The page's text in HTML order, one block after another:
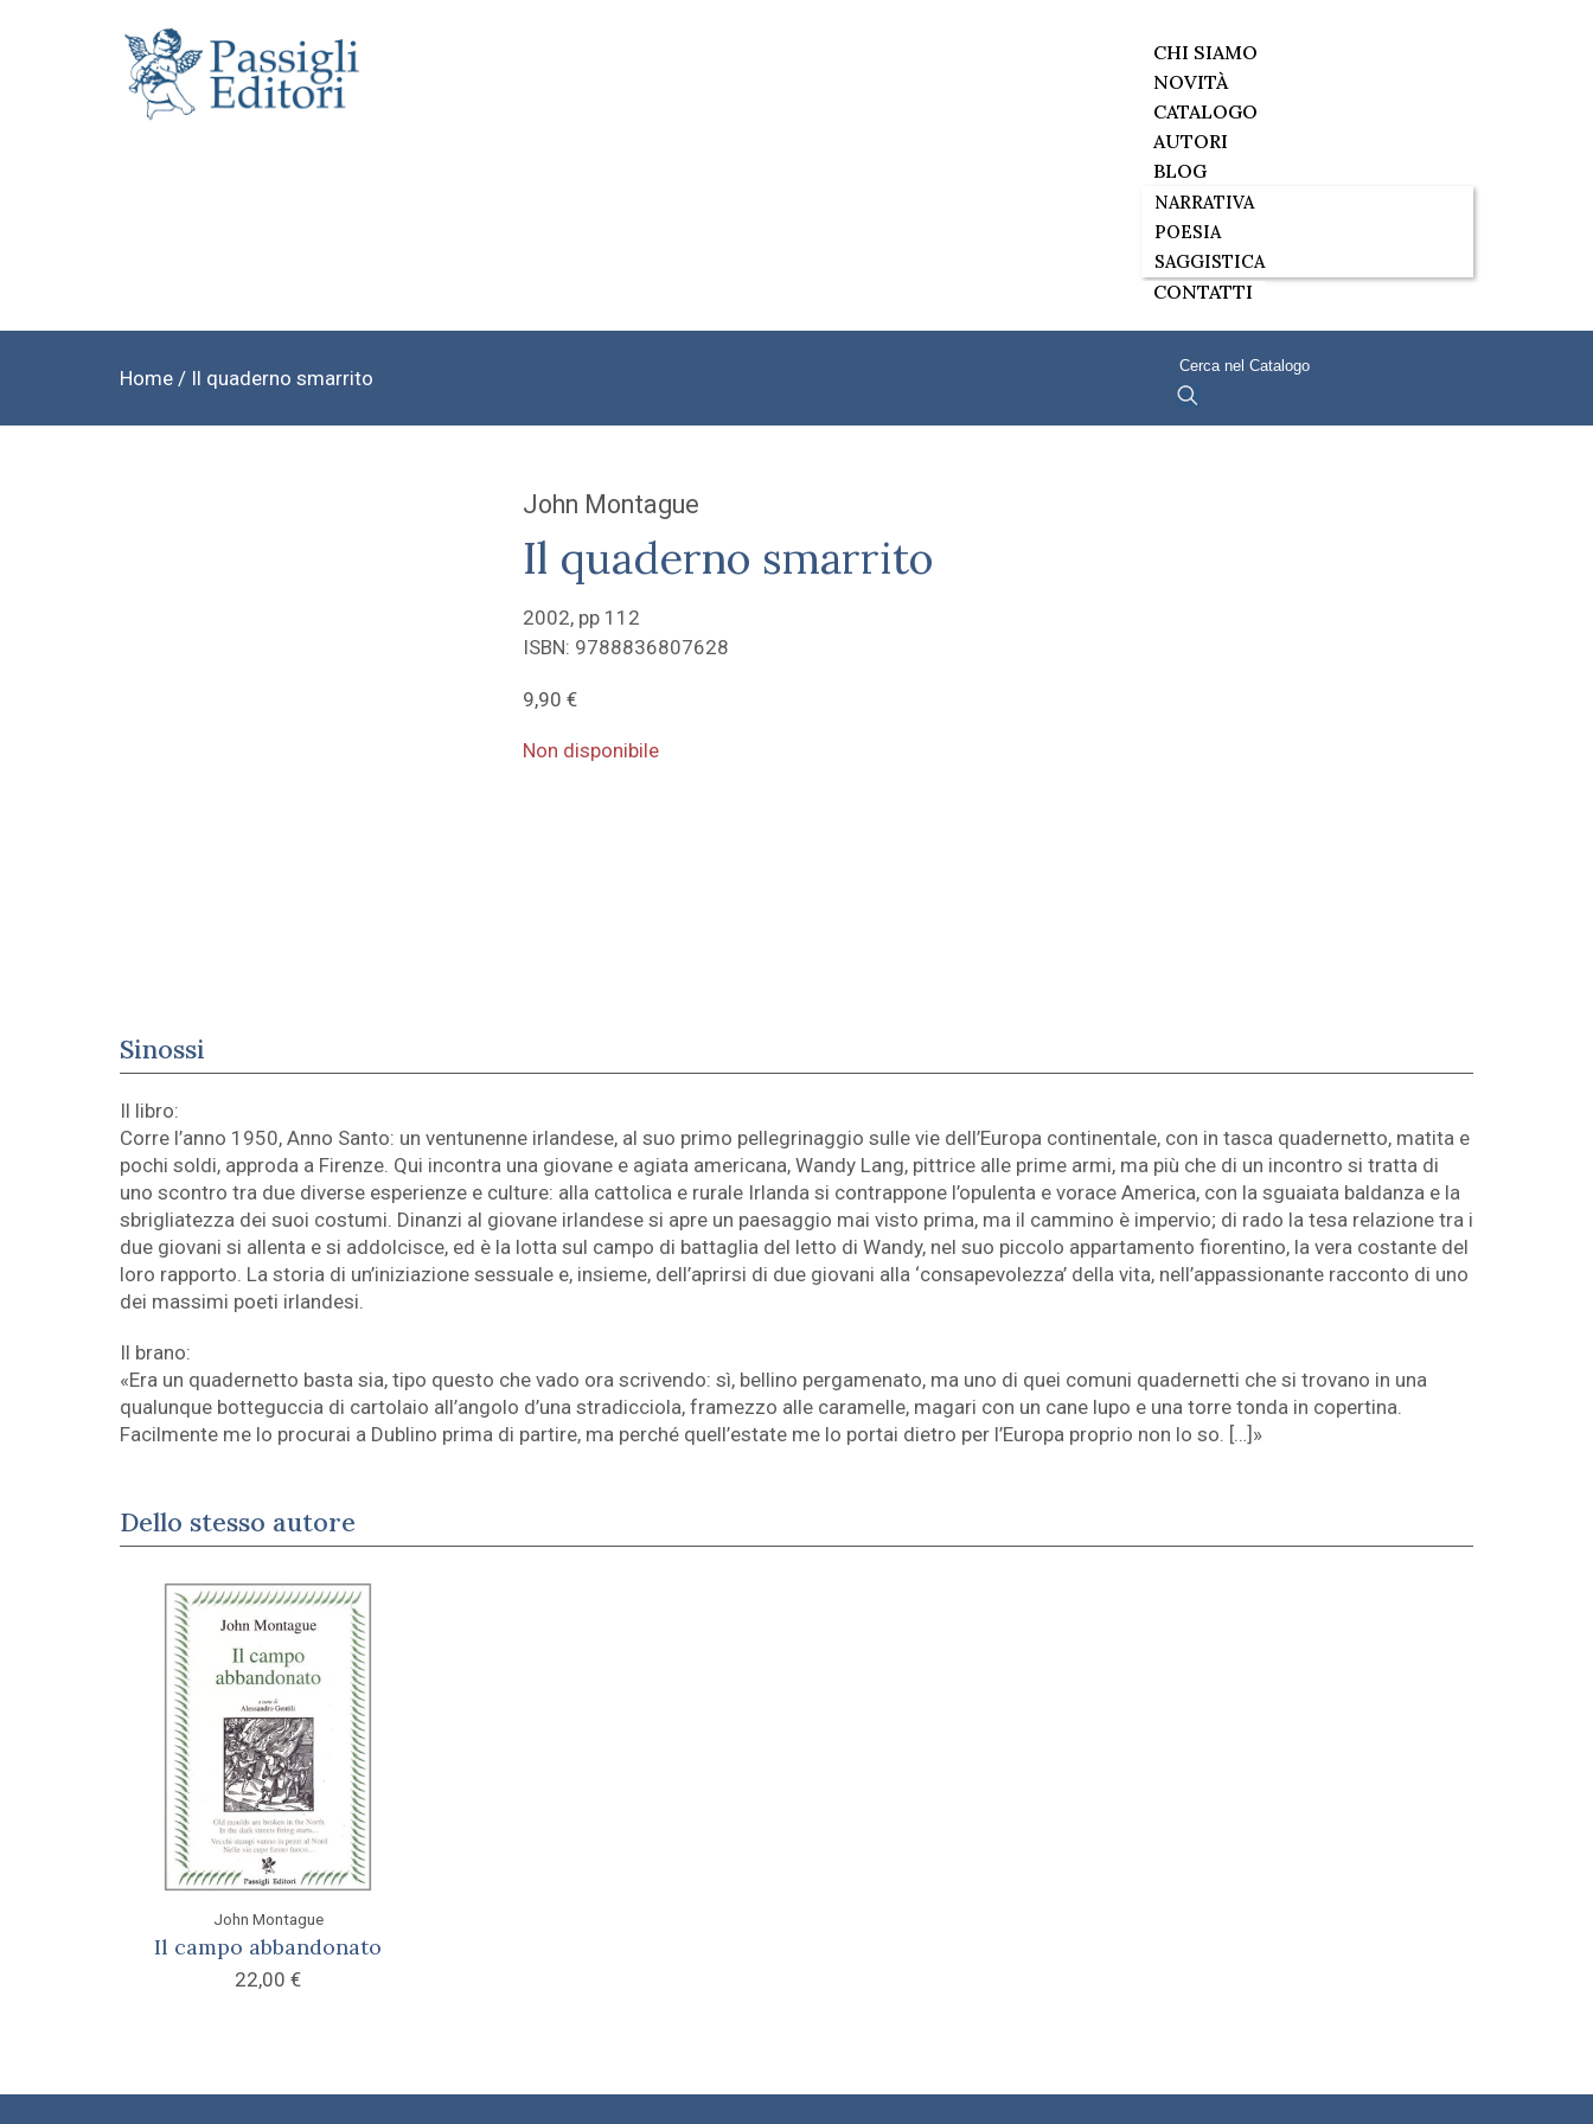
CHI SIAMO
NOVITÀ
CATALOGO
AUTORI
BLOG
NARRATIVA
POESIA
SAGGISTICA
CONTATTI
Home/ Il quaderno smarrito
John Montague
Il quaderno smarrito
2002, pp 112
ISBN: 9788836807628
9,90 €
Non disponibile
Sinossi
Il libro:
Corre l’anno 1950, Anno Santo: un ventunenne irlandese, al suo primo pellegrinaggio sulle vie dell’Europa continentale, con in tasca quadernetto, matita e
pochi soldi, approda a Firenze. Qui incontra una giovane e agiata americana, Wandy Lang, pittrice alle prime armi, ma più che di un incontro si tratta di
uno scontro tra due diverse esperienze e culture: alla cattolica e rurale Irlanda si contrappone l’opulenta e vorace America, con la sguaiata baldanza e la
sbrigliatezza dei suoi costumi. Dinanzi al giovane irlandese si apre un paesaggio mai visto prima, ma il cammino è impervio; di rado la tesa relazione tra i
due giovani si allenta e si addolcisce, ed è la lotta sul campo di battaglia del letto di Wandy, nel suo piccolo appartamento fiorentino, la vera costante del
loro rapporto. La storia di un’iniziazione sessuale e, insieme, dell’aprirsi di due giovani alla ‘consapevolezza’ della vita, nell’appassionante racconto di uno
dei massimi poeti irlandesi.
Il brano:
«Era un quadernetto basta sia, tipo questo che vado ora scrivendo: sì, bellino pergamenato, ma uno di quei comuni quadernetti che si trovano in una
qualunque botteguccia di cartolaio all’angolo d’una stradicciola, framezzo alle caramelle, magari con un cane lupo e una torre tonda in copertina.
Facilmente me lo procurai a Dublino prima di partire, ma perché quell’estate me lo portai dietro per l’Europa proprio non lo so. […]»
Dello stesso autore
John Montague
Il campo abbandonato
22,00€